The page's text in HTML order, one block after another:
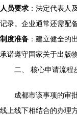
人员要求 ：法定代表人
记录。企业通常还需配
制度准备 ：建立健全的
承诺遵守国家关于出版
二、 核心申请流程
成都市该事项的审
线上线下相结合的办理方